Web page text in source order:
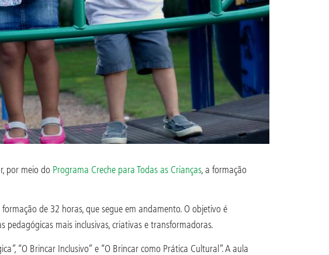
por meio do Programa Creche para Todas as Crianças, a formação
de 32 horas, que segue em andamento. O objetivo é
mais inclusivas, criativas e transformadoras.
“O Brincar Inclusivo” e “O Brincar como Prática Cultural”. A aula